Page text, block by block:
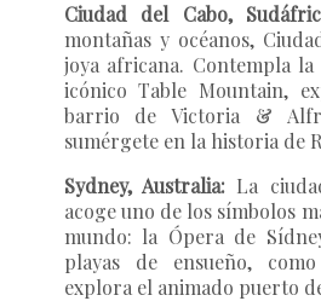
Ciudad del Cabo,
montañas y océanos,
joya africana. Contempla la
icónico Table Mountain,
barrio de Victoria &
sumérgete en la historia de
Sydney, Australia: La
acoge uno de los símbolos
mundo: la Ópera de
playas de ensueño,
explora el animado puerto